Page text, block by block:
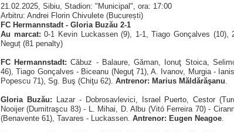
21.02.2025, Sibiu, Stadion: "Municipal", ora: 17:00
Arbitru: Andrei Florin Chivulete (București)
FC Hermannstadt - Gloria Buzău 2-1
Au marcat: 0-1 Kevin Luckassen (9), 1-1, Tiago Gonçalves (10),
Neguț (81 penalty)
FC Hermannstadt: Căbuz - Balaure, Găman, Ionuţ Stoica,
46), Tiago Gonçalves - Biceanu (Neguţ 71), A. Ivanov, Murgia -
Popescu 71), Sg. Buş (Chiţu 62). Antrenor: Marius Măldărăşanu.
Gloria Buzău: Lazar - Dobrosavlevici, Israel Puerto, Cestor
Nooijer (Dumitraşcu 83) - L. Mihai, D. Albu (Vitó Ferreira 70) -
(Benavente 61), Tavares - Luckassen. Antrenor: Eugen Neagoe.